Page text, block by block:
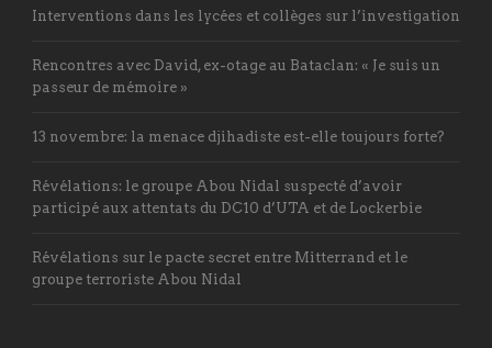
Interventions dans les lycées et collèges sur l’investigation
Rencontres avec David, ex-otage au Bataclan: « Je suis un
passeur de mémoire »
13 novembre: la menace djihadiste est-elle toujours forte?
Révélations: le groupe Abou Nidal suspecté d’avoir
participé aux attentats du DC10 d’UTA et de Lockerbie
Révélations sur le pacte secret entre Mitterrand et le
groupe terroriste Abou Nidal